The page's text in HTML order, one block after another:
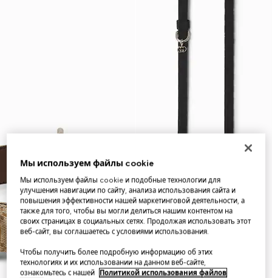
Мы используем файлы cookie
Мы используем файлы cookie и подобные технологии для
улучшения навигации по сайту, анализа использования сайта и
повышения эффективности нашей маркетинговой деятельности, а
также для того, чтобы вы могли делиться нашим контентом на
своих страницах в социальных сетях. Продолжая использовать этот
веб-сайт, вы соглашаетесь с условиями использования.
Чтобы получить более подробную информацию об этих
технологиях и их использовании на данном веб-сайте,
ознакомьтесь с нашей
Политикой использования файлов